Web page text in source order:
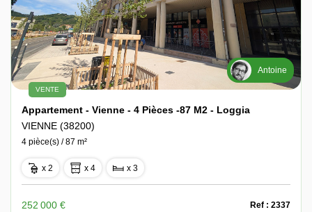
Antoine
VENTE
Appartement - Vienne - 4 Pièces -87 M2 - Loggia
VIENNE (38200)
4 pièce(s) / 87 m²
x 2 x 4 x 3
252 000 € Ref : 2337